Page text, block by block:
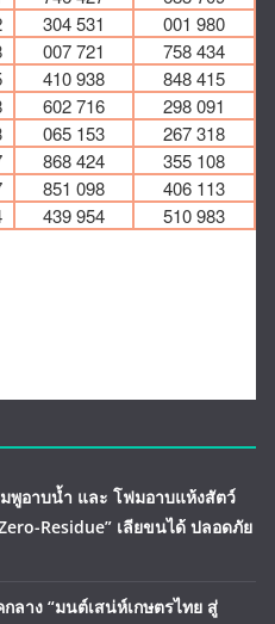
มพูอาบน้ำ และ โฟมอาบแห้งสัตว์
Residue” เลียขนได้ ปลอดภัย
ลาง “มนต์เสน่ห์เกษตรไทย สู่